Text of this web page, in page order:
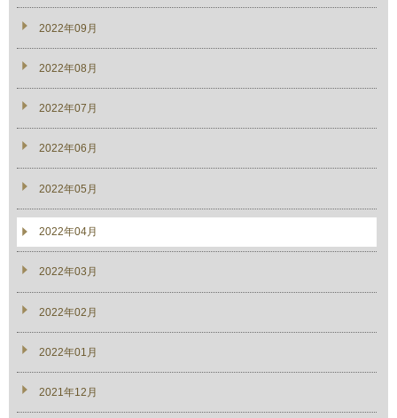
2022年09月
2022年08月
2022年07月
2022年06月
2022年05月
2022年04月
2022年03月
2022年02月
2022年01月
2021年12月